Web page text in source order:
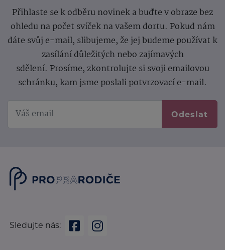
Přihlaste se k odběru novinek a buďte v obraze bez
ohledu na počet svíček na vašem dortu. Pokud nám
dáte svůj e-mail, slibujeme, že jej budeme používat k
zasílání důležitých nebo zajímavých
sdělení. Prosíme, zkontrolujte si svoji emailovou
schránku, kam jsme poslali potvrzovací e-mail.
Odeslat
Sledujte nás: